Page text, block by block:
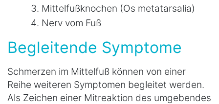
Mittelfußknochen (Os metatarsalia)
Nerv vom Fuß
Begleitende Symptome
Schmerzen im Mittelfuß können von einer
Reihe weiteren Symptomen begleitet werden.
Als Zeichen einer Mitreaktion des umgebendes